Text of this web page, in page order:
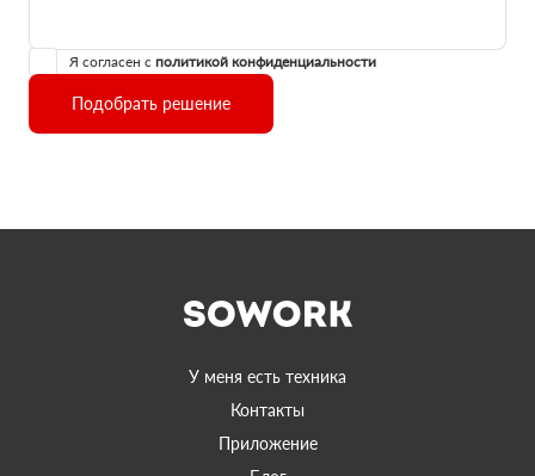
Я согласен с политикой конфиденциальности
Подобрать решение
У меня есть техника
Контакты
Приложение